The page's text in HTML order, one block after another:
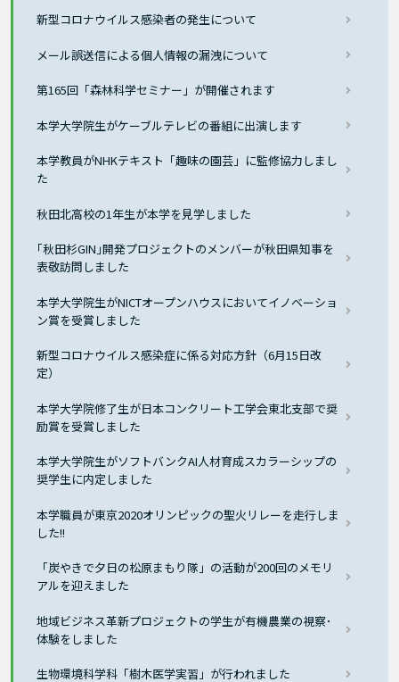
新型コロナウイルス感染者の発生について
メール誤送信による個人情報の漏洩について
第165回「森林科学セミナー」が開催されます
本学大学院生がケーブルテレビの番組に出演します
本学教員がNHKテキスト「趣味の園芸」に監修協力しまし
た
秋田北高校の1年生が本学を見学しました
｢秋田杉GIN｣開発プロジェクトのメンバーが秋田県知事を
表敬訪問しました
本学大学院生がNICTオープンハウスにおいてイノベーショ
ン賞を受賞しました
新型コロナウイルス感染症に係る対応方針（6月15日改
定）
本学大学院修了生が日本コンクリート工学会東北支部で奨
励賞を受賞しました
本学大学院生がソフトバンクAI人材育成スカラーシップの
奨学生に内定しました
本学職員が東京2020オリンピックの聖火リレーを走行しま
した!!
「炭やきで夕日の松原まもり隊」の活動が200回のメモリ
アルを迎えました
地域ビジネス革新プロジェクトの学生が有機農業の視察･
体験をしました
生物環境科学科「樹木医学実習」が行われました